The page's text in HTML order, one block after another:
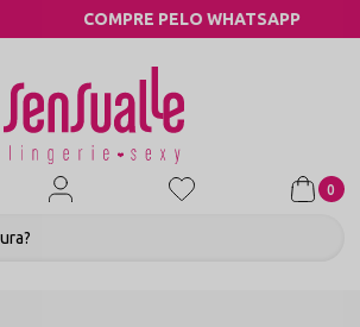
COMPRE PELO WHATSAPP
0